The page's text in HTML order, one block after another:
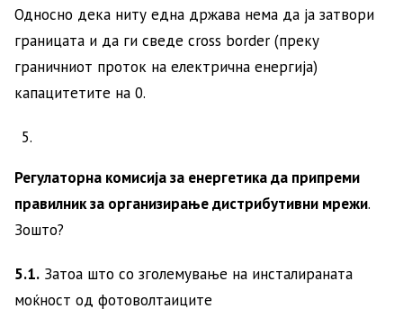
Односно дека ниту една држава нема да ја затвори
границата и да ги сведе cross border (преку
граничниот проток на електрична енергија)
капацитетите на 0.
Регулаторна комисија за енергетика да припреми
правилник за организирање дистрибутивни мрежи.
Зошто?
5.1. Затоа што со зголемување на инсталираната
моќност од фотоволтаиците